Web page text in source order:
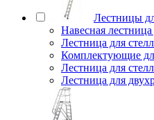
Лестницы
Навесная
Лестница для
Комплектующие
Лестница для
Лестница для